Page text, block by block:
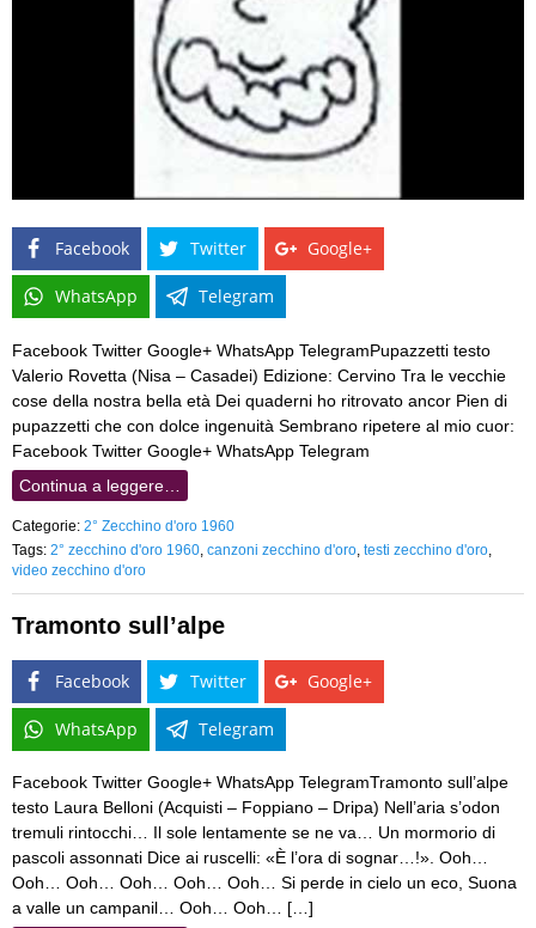
Facebook Twitter Google+
WhatsApp Telegram
Facebook Twitter Google+ WhatsApp TelegramPupazzetti testo
Valerio Rovetta (Nisa – Casadei) Edizione: Cervino Tra le vecchie
cose della nostra bella età Dei quaderni ho ritrovato ancor Pien di
pupazzetti che con dolce ingenuità Sembrano ripetere al mio cuor:
Facebook Twitter Google+ WhatsApp Telegram
Continua a leggere…
Categorie: 2° Zecchino d'oro 1960
Tags: 2° zecchino d'oro 1960 canzoni zecchino d'oro testi zecchino d'oro
video zecchino d'oro
Tramonto sull’alpe
Facebook Twitter Google+
WhatsApp Telegram
Facebook Twitter Google+ WhatsApp TelegramTramonto sull’alpe
testo Laura Belloni (Acquisti – Foppiano – Dripa) Nell’aria s’odon
tremuli rintocchi… Il sole lentamente se ne va… Un mormorio di
pascoli assonnati Dice ai ruscelli: «È l’ora di sognar…!». Ooh…
Ooh… Ooh… Ooh… Ooh… Ooh… Si perde in cielo un eco, Suona
a valle un campanil… Ooh… Ooh… […]